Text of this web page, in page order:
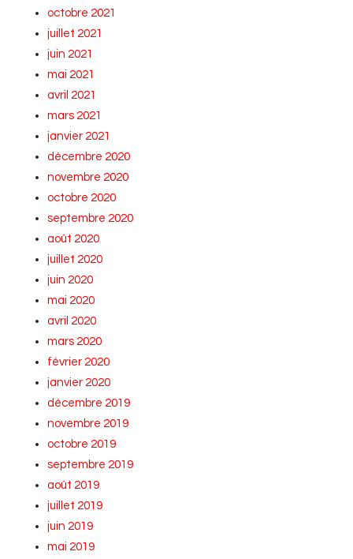
octobre 2021
juillet 2021
juin 2021
mai 2021
avril 2021
mars 2021
janvier 2021
décembre 2020
novembre 2020
octobre 2020
septembre 2020
août 2020
juillet 2020
juin 2020
mai 2020
avril 2020
mars 2020
février 2020
janvier 2020
décembre 2019
novembre 2019
octobre 2019
septembre 2019
août 2019
juillet 2019
juin 2019
mai 2019